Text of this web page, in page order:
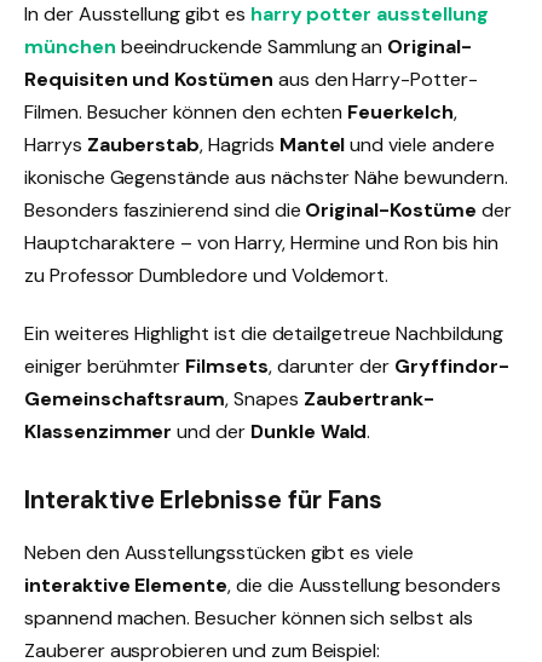
In der Ausstellung gibt es harry potter ausstellung
münchen beeindruckende Sammlung an Original-
Requisiten und Kostümen aus den Harry-Potter-
Filmen. Besucher können den echten Feuerkelch,
Harrys Zauberstab, Hagrids Mantelund viele andere
ikonische Gegenstände aus nächster Nähe bewundern.
Besonders faszinierend sind die Original-Kostüme der
Hauptcharaktere – von Harry, Hermine und Ron bis hin
zu Professor Dumbledore und Voldemort.
Ein weiteres Highlight ist die detailgetreue Nachbildung
einiger berühmter Filmsets, darunter der Gryffindor-
Gemeinschaftsraum, Snapes Zaubertrank-
Klassenzimmer und der Dunkle Wald.
Interaktive Erlebnisse für Fans
Neben den Ausstellungsstücken gibt es viele
interaktive Elemente, die die Ausstellung besonders
spannend machen. Besucher können sich selbst als
Zauberer ausprobieren und zum Beispiel: